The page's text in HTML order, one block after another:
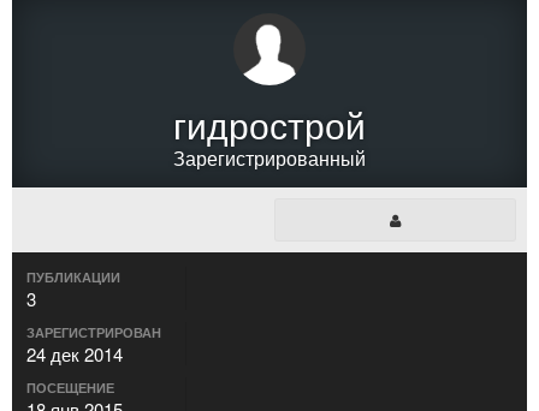
гидрострой
Зарегистрированный
ПУБЛИКАЦИИ
3
ЗАРЕГИСТРИРОВАН
24 дек 2014
ПОСЕЩЕНИЕ